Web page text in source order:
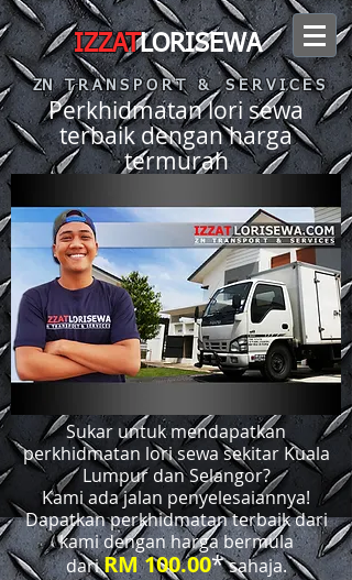
IZZATLORISEWA
ZN T R A N S P O R T & S E R V I C E S
Perkhidmatan lori sewa
terbaik dengan harga
termurah
Sukar untuk mendapatkan
perkhidmatan lori sewa sekitar Kuala
Lumpur dan Selangor?
Kami ada jalan penyelesaiannya!
Dapatkan perkhidmatan terbaik dari
kami dengan harga bermula
dariRM 100.00*sahaja.